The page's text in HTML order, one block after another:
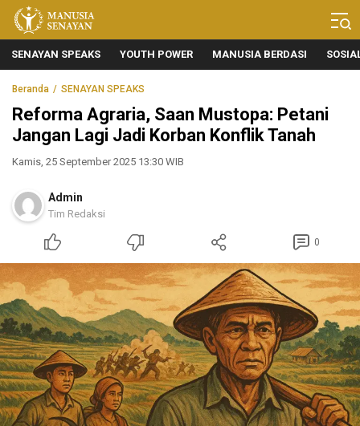
Manusia Senayan
Manusia Bicara, Senayan Bersuara
SENAYAN SPEAKS YOUTH POWER MANUSIA BERDASI
Beranda SENAYAN SPEAKS
Reforma Agraria, Saan Mustopa: Petani
Jangan Lagi Jadi Korban Konflik Tanah
Kamis, 25 September 2025 13:30 WIB
Admin
Tim Redaksi
0